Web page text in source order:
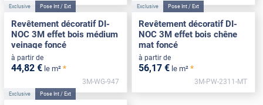
Exclusive Pose Int / Ext
Revêtement décoratif DI-
NOC 3M effet bois médium
veinage foncé
à partir de
44,82 € le m² *
3M-WG-947
Exclusive Pose Int / Ext
Revêtement décoratif DI-
NOC 3M effet bois chêne
mat foncé
à partir de
56,17 € le m² *
3M-PW-2311-MT
Exclusive Pose Int / Ext